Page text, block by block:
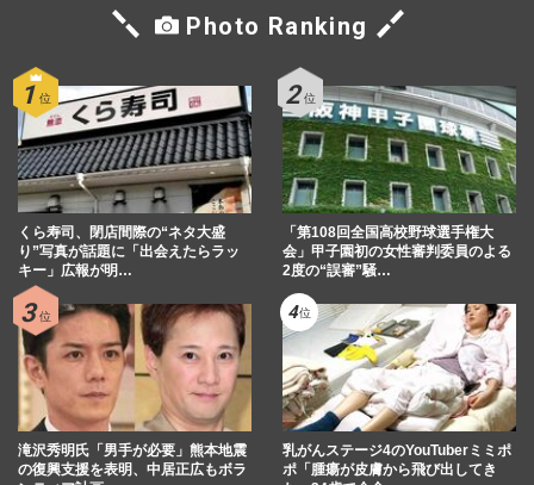
Photo Ranking
くら寿司、閉店間際の“ネタ大盛
り”写真が話題に「出会えたらラッ
キー」広報が明…
「第108回全国高校野球選手権大
会」甲子園初の女性審判委員のよる
2度の“誤審”騒…
滝沢秀明氏「男手が必要」熊本地震
の復興支援を表明、中居正広もボラ
乳がんステージ4のYouTuberミミポ
ポ「腫瘍が皮膚から飛び出してき